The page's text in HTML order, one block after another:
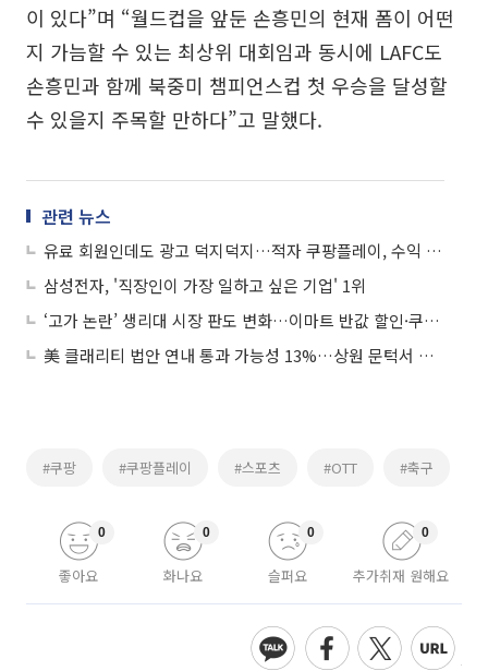
이 있다”며 “월드컵을 앞둔 손흥민의 현재 폼이 어떤
지 가늠할 수 있는 최상위 대회임과 동시에 LAFC도
손흥민과 함께 북중미 챔피언스컵 첫 우승을 달성할
수 있을지 주목할 만하다”고 말했다.
관련 뉴스
유료 회원인데도 광고 덕지덕지…적자 쿠팡플레이, 수익 급했나
삼성전자, '직장인이 가장 일하고 싶은 기업' 1위
‘고가 논란’ 생리대 시장 판도 변화…이마트 반값 할인·쿠팡도 ‘99원’ 선언
美 클래리티 법안 연내 통과 가능성 13%…상원 문턱서 제동
#쿠팡 #쿠팡플레이 #스포츠 #OTT #축구
좋아요
0
화나요
0
슬퍼요
0
추가취재 원해요
0